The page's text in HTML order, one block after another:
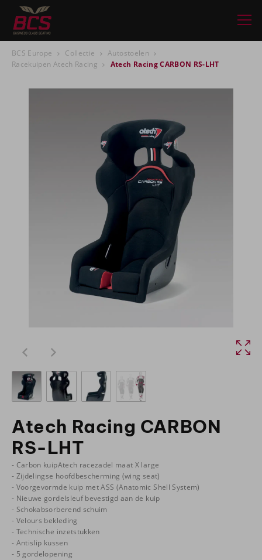
BCS Europe Collectie
Autostoelen
Racekuipen Atech Racing
Atech Racing CARBON RS-LHT
Atech Racing CARBON
RS-LHT
- Carbon kuipAtech racezadel maat X large
- Zijdelingse hoofdbescherming (wing seat)
- Voorgevormde kuip met ASS (Anatomic Shell System)
- Nieuwe gordelsleuf bevestigd aan de kuip
- Schokabsorberend schuim
- Velours bekleding
- Technische inzetstukken
- Antislip kussen
- 5 gordelopening